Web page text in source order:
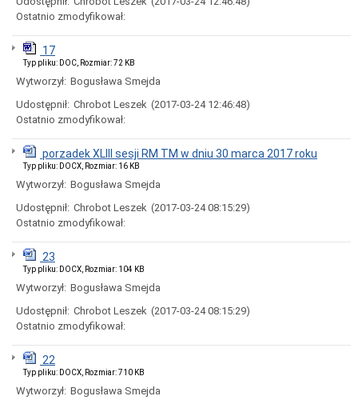
Miejskiej
Interpelacje
zapytania
obrad
sesji
Imienne
wykazy
głosowań
Harmonogram
prac
Rady
Rada
Miejska
2018-
2023
Rada
Miejska
2018
Młodzieżowa
Rada
Miasta
Ostatnio zmodyfikował:
17
Typ pliku: DOC, Rozmiar: 72 KB
Wytworzył: Bogusława Smejda
Udostępnił: Chrobot Leszek (2017-03-24 12:46:48)
Ostatnio zmodyfikował:
porzadek XLIII sesji RM TM w dniu 30 marca 2017 roku
Typ pliku: DOCX, Rozmiar: 16 KB
Wytworzył: Bogusława Smejda
Udostępnił: Chrobot Leszek (2017-03-24 08:15:29)
Ostatnio zmodyfikował:
23
Typ pliku: DOCX, Rozmiar: 104 KB
Wytworzył: Bogusława Smejda
Udostępnił: Chrobot Leszek (2017-03-24 08:15:29)
Ostatnio zmodyfikował:
22
Typ pliku: DOCX, Rozmiar: 710 KB
Wytworzył: Bogusława Smejda